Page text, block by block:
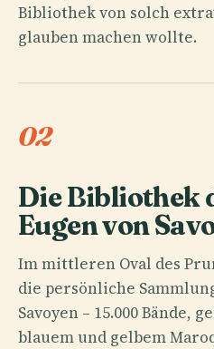
Bibliothek von solch
glauben machen wollte.
02
Die Bibliothek
Eugen von
Im mittleren Oval des
die persönliche
Savoyen – 15.000 Bände,
blauem und gelbem